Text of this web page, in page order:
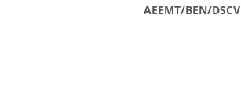
AEEMT/BEN/DSCV